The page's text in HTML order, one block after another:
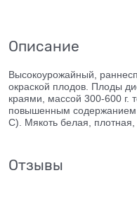
Описание
Высокоурожайный,
окраской плодов. Плоды
краями, массой 300-600 г.
повышенным содержанием
С). Мякоть белая, плотная,
Отзывы